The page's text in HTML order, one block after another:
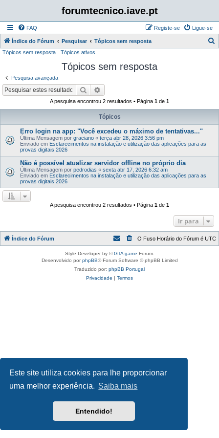
Este site utiliza cookies para lhe proporcionar
uma melhor experiência. Saiba mais
Entendido!
forumtecnico.iave.pt
FAQ Ligue-se
Registe-se
Índice do Fórum Pesquisar Tópicos sem resposta
s
Tópicos sem resposta Tópicos ativos
Tópicos sem resposta
Pesquisa avançada
Pesquisar
A pesquisa encontrou 2 resultados • Página 1 de 1
Tópicos
Erro login na app: "Você excedeu o máximo de tentativas..."
Última Mensagem por graciano « terça abr 28, 2026 3:56 pm
Enviado em Esclarecimentos na instalação e utilização das aplicações para as
provas digitais 2026
Não é possível atualizar servidor offline no próprio dia
Última Mensagem por pedrodias « sexta abr 17, 2026 6:32 am
Enviado em Esclarecimentos na instalação e utilização das aplicações para as
provas digitais 2026
A pesquisa encontrou 2 resultados • Página 1 de 1
Ir para
Índice do Fórum O Fuso Horário do Fórum é UTC
Style Developer by ©GTA game Forum.
Desenvolvido porphpBB® Forum Software © phpBB Limited
Traduzido por: phpBB Portugal
Privacidade | Termos